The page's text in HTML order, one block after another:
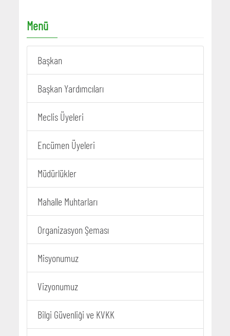
Menü
Başkan
Başkan Yardımcıları
Meclis Üyeleri
Encümen Üyeleri
Müdürlükler
Mahalle Muhtarları
Organizasyon Şeması
Misyonumuz
Vizyonumuz
Bilgi Güvenliği ve KVKK